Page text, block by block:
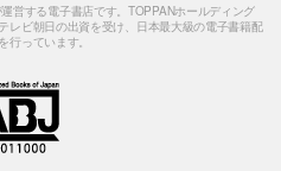
営する電子書店です。TOPPANホールディング
レビ朝日の出資を受け、日本最大級の電子書籍配
行っています。